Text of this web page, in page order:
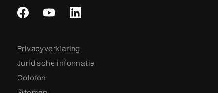
Privacyverklaring
Juridische informatie
Colofon